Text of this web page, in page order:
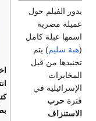
يدور الفيلم حول
عميلة مصرية
اسمها عبلة كامل
(هبة سليم) يتم
تجنيدها من قبل
المخابرات
الإسرائيلية في
فترة حرب
الاستنزاف